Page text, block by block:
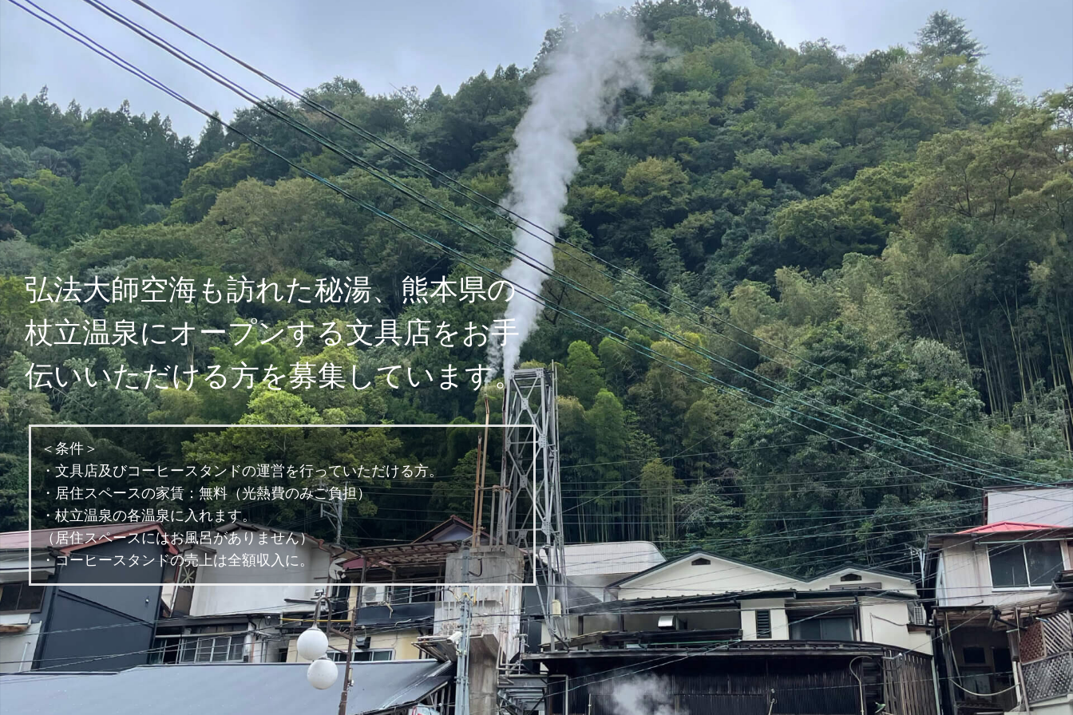
弘法大師空海も訪れた秘湯、熊本県の
杖立温泉にオープンする文具店をお手
伝いいただける方を募集しています。
＜条件＞
・文具店及びコーヒースタンドの運営を行っていただける方。
・居住スペースの家賃：無料（光熱費のみご負担）
・杖立温泉の各温泉に入れます。
（居住スペースにはお風呂がありません）
・コーヒースタンドの売上は全額収入に。